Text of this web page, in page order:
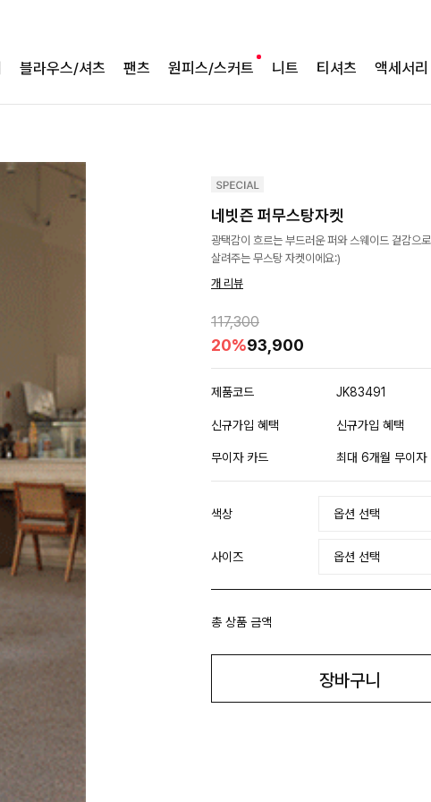
블라우스/셔츠 팬츠 원피스/스커트 니트 티셔츠 액세서리
네빗즌 퍼무스탕자켓
광택감이 흐르는 부드러운 퍼와 스웨이드 겉감으
살려주는 무스탕 자켓이에요:)
개 리뷰
117,300
20%93,900
제품코드 JK83491
신규가입 혜택 신규가입 혜택
무이자 카드 최대 6개월 무이자
색상
사이즈
총 상품 금액
장바구니